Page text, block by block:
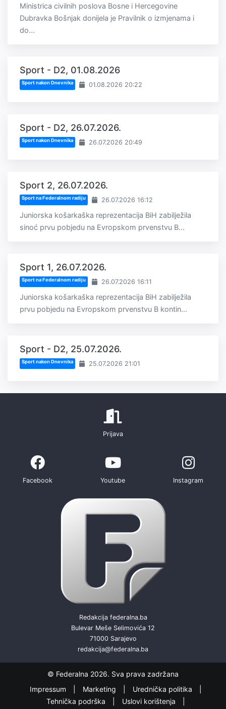
Ministrica civilnih poslova Bosne i Hercegovine
Dubravka Bošnjak donijela je Pravilnik o izmjenama i
do...
Sport - D2, 01.08.2026
Sport nakon Dnevnika 01.08.2026 20:22
Sport - D2, 26.07.2026.
Sport nakon Dnevnika 26.07.2026 20:49
Sport 2, 26.07.2026.
Sport na Federalnom radiju 26.07.2026 16:12
Juniorska košarkaška reprezentacija BiH zabilježila
sinoć prvu pobjedu na Evropskom prvenstvu B...
Sport 1, 26.07.2026.
Sport na Federalnom radiju 26.07.2026 16:11
Juniorska košarkaška reprezentacija BiH zabilježila
prvu pobjedu na Evropskom prvenstvu B kontin...
Sport - D2, 25.07.2026.
Sport nakon Dnevnika 25.07.2026 21:01
Prijava
Facebook Youtube Instagram
Redakcija federalna.ba
Bulevar Meše Selimovića 12
71000 Sarajevo
redakcija@federalna.ba
© Federalna 2026. Sva prava zadržana
Impressum
Marketing
Urednička politika
Tehnička podrška
Uslovi korištenja